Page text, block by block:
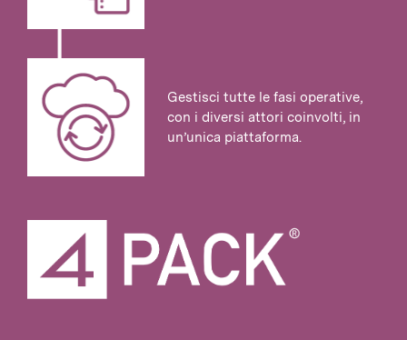
Gestisci tutte le fasi operative,
con i diversi attori coinvolti, in
un’unica piattaforma.